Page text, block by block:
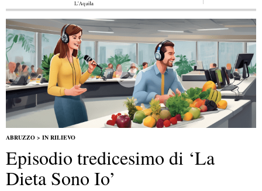
ABRUZZO > IN RILIEVO
Episodio tredicesimo di ‘La
Dieta Sono Io’